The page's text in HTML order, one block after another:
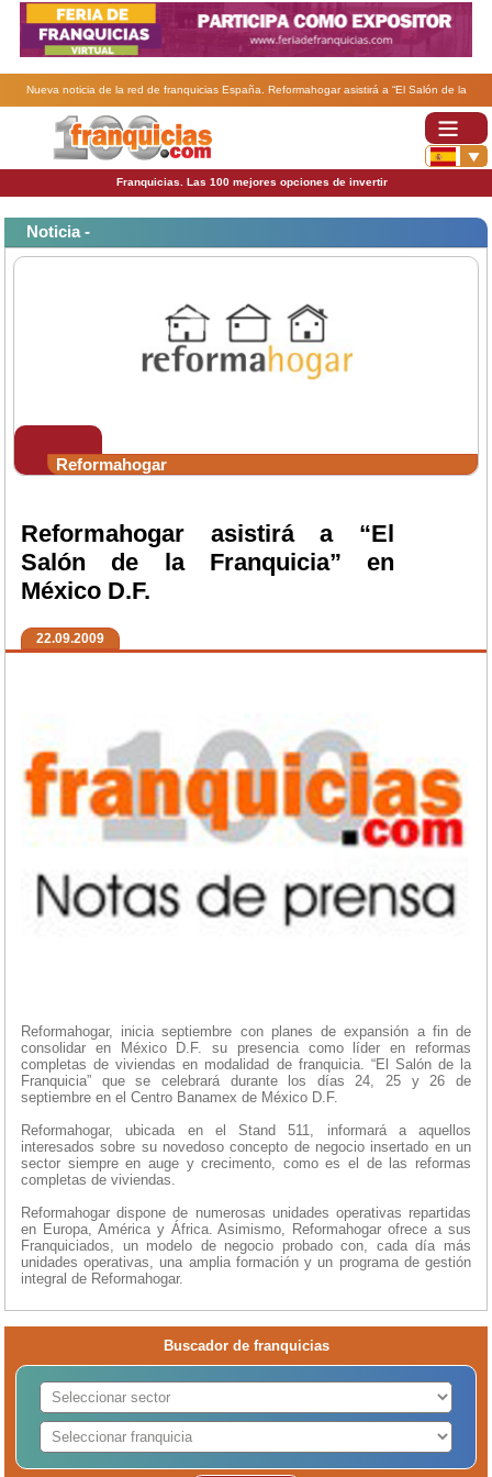
Nueva noticia de la red de franquicias España. Reformahogar asistirá a “El Salón de la
Franquicia” en México D.F..
Franquicias. Las 100 mejores opciones de invertir
Noticia -
Reformahogar
Reformahogar asistirá a “El
Salón de la Franquicia” en
México D.F.
22.09.2009
Reformahogar, inicia septiembre con planes de expansión a fin de
consolidar en México D.F. su presencia como líder en reformas
completas de viviendas en modalidad de franquicia. “El Salón de la
Franquicia” que se celebrará durante los días 24, 25 y 26 de
septiembre en el Centro Banamex de México D.F.
Reformahogar, ubicada en el Stand 511, informará a aquellos
interesados sobre su novedoso concepto de negocio insertado en un
sector siempre en auge y crecimento, como es el de las reformas
completas de viviendas.
Reformahogar dispone de numerosas unidades operativas repartidas
en Europa, América y África. Asimismo, Reformahogar ofrece a sus
Franquiciados, un modelo de negocio probado con, cada día más
unidades operativas, una amplia formación y un programa de gestión
integral de Reformahogar.
Buscador de franquicias